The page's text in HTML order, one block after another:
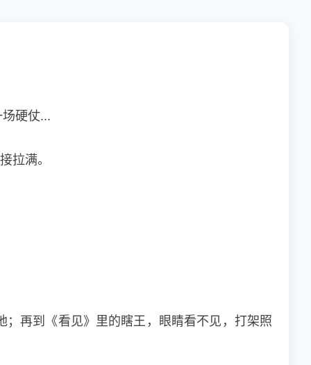
硬仗...
拉满。
再到《看见》里的瞎王，眼睛看不见，打架照